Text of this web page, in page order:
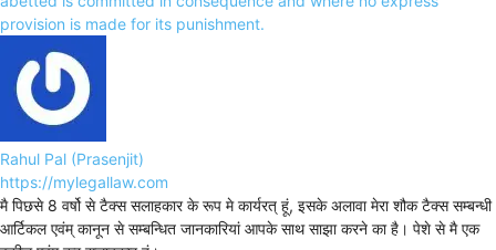
provision is made for its punishment.
Rahul Pal (Prasenjit)
https://mylegallaw.com
मै पिछसे 8 वर्षो से टैक्स सलाहकार के रूप मे कार्यरत् हूं, इसके अलावा मेरा शौक टैक्स सम्बन्धी
आर्टिकल एवंम् कानून से सम्बन्धित जानकारियां आपके साथ साझा करने का है। पेशे से मै एक